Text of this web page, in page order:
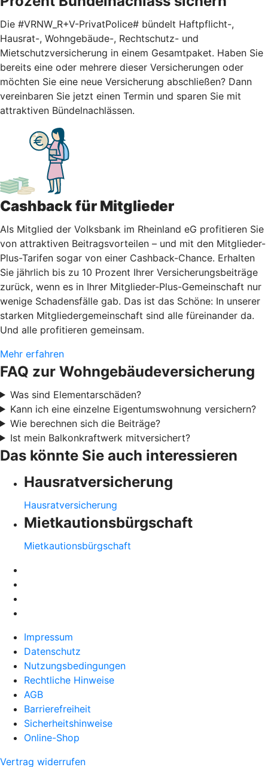
Die #VRNW_R+V-PrivatPolice# bündelt Haftpflicht-,
Hausrat-, Wohngebäude-, Rechtschutz- und
Mietschutzversicherung in einem Gesamtpaket. Haben Sie
bereits eine oder mehrere dieser Versicherungen oder
möchten Sie eine neue Versicherung abschließen? Dann
vereinbaren Sie jetzt einen Termin und sparen Sie mit
attraktiven Bündelnachlässen.
Cashback für Mitglieder
Als Mitglied der Volksbank im Rheinland eG profitieren Sie
von attraktiven Beitragsvorteilen – und mit den Mitglieder-
Plus-Tarifen sogar von einer Cashback-Chance. Erhalten
Sie jährlich bis zu 10 Prozent Ihrer Versicherungsbeiträge
zurück, wenn es in Ihrer Mitglieder-Plus-Gemeinschaft nur
wenige Schadensfälle gab. Das ist das Schöne: In unserer
starken Mitgliedergemeinschaft sind alle füreinander da.
Und alle profitieren gemeinsam.
Mehr erfahren
FAQ zur Wohngebäudeversicherung
Was sind Elementarschäden?
Kann ich eine einzelne Eigentumswohnung versichern?
Wie berechnen sich die Beiträge?
Ist mein Balkonkraftwerk mitversichert?
Das könnte Sie auch interessieren
Hausratversicherung
Hausratversicherung
Mietkautionsbürgschaft
Mietkautionsbürgschaft
Impressum
Datenschutz
Nutzungsbedingungen
Rechtliche Hinweise
AGB
Barrierefreiheit
Sicherheitshinweise
Online-Shop
Vertrag widerrufen